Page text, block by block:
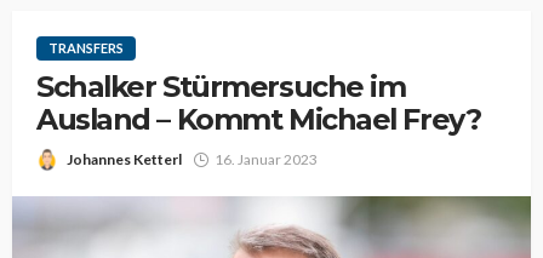
TRANSFERS
Schalker Stürmersuche im
Ausland – Kommt Michael Frey?
Johannes Ketterl 16. Januar 2023